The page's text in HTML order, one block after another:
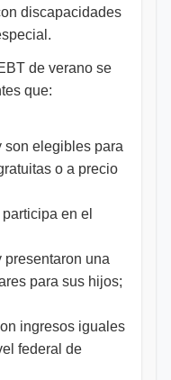
discapacidades
de verano se
que:
son elegibles para
o a precio
en el
presentaron una
para sus hijos;
ingresos iguales
federal de